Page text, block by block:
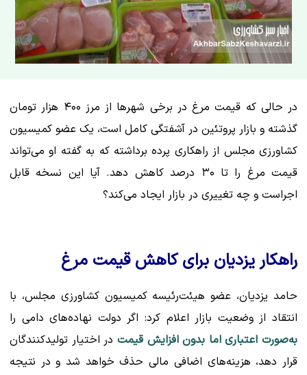
در حالی که قیمت مرغ در برخی شهرها از مرز ۴۰۰ هزار تومان
گذشته و بازار پروتئین در آشفتگی کامل است، یک عضو کمیسیون
کشاورزی مجلس از راهکاری پرده برداشته که به گفته او می‌تواند
قیمت مرغ را تا ۳۰ درصد کاهش دهد
. آیا این نسخه قابل
اجراست و چه تغییری در بازار ایجاد می‌کند؟
راهکار یزدیان برای کاهش قیمت مرغ
حامد یزدیان، عضو هیئت‌رئیسه کمیسیون کشاورزی مجلس، با
انتقاد از وضعیت بازار اعلام کرد: اگر دولت نهاده‌های دامی را
به‌صورت اعتباری اما بدون افزایش قیمت در اختیار تولیدکنندگان
قرار دهد، هزینه‌های اضافی مالی حذف خواهد شد و در نتیجه